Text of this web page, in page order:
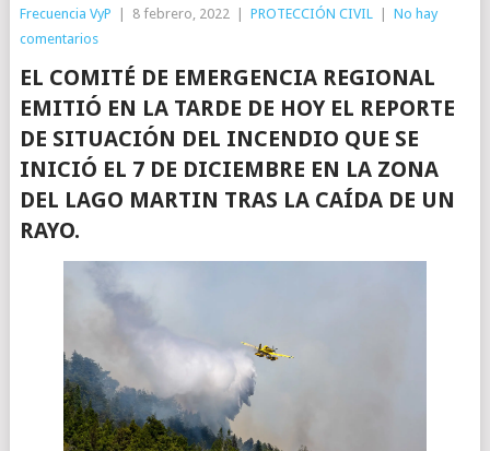
Frecuencia VyP 8 febrero, 2022 PROTECCIÓN CIVIL
No hay
comentarios
EL COMITÉ DE EMERGENCIA REGIONAL
EMITIÓ EN LA TARDE DE HOY EL REPORTE
DE SITUACIÓN DEL INCENDIO QUE SE
INICIÓ EL 7 DE DICIEMBRE EN LA ZONA
DEL LAGO MARTIN TRAS LA CAÍDA DE UN
RAYO.